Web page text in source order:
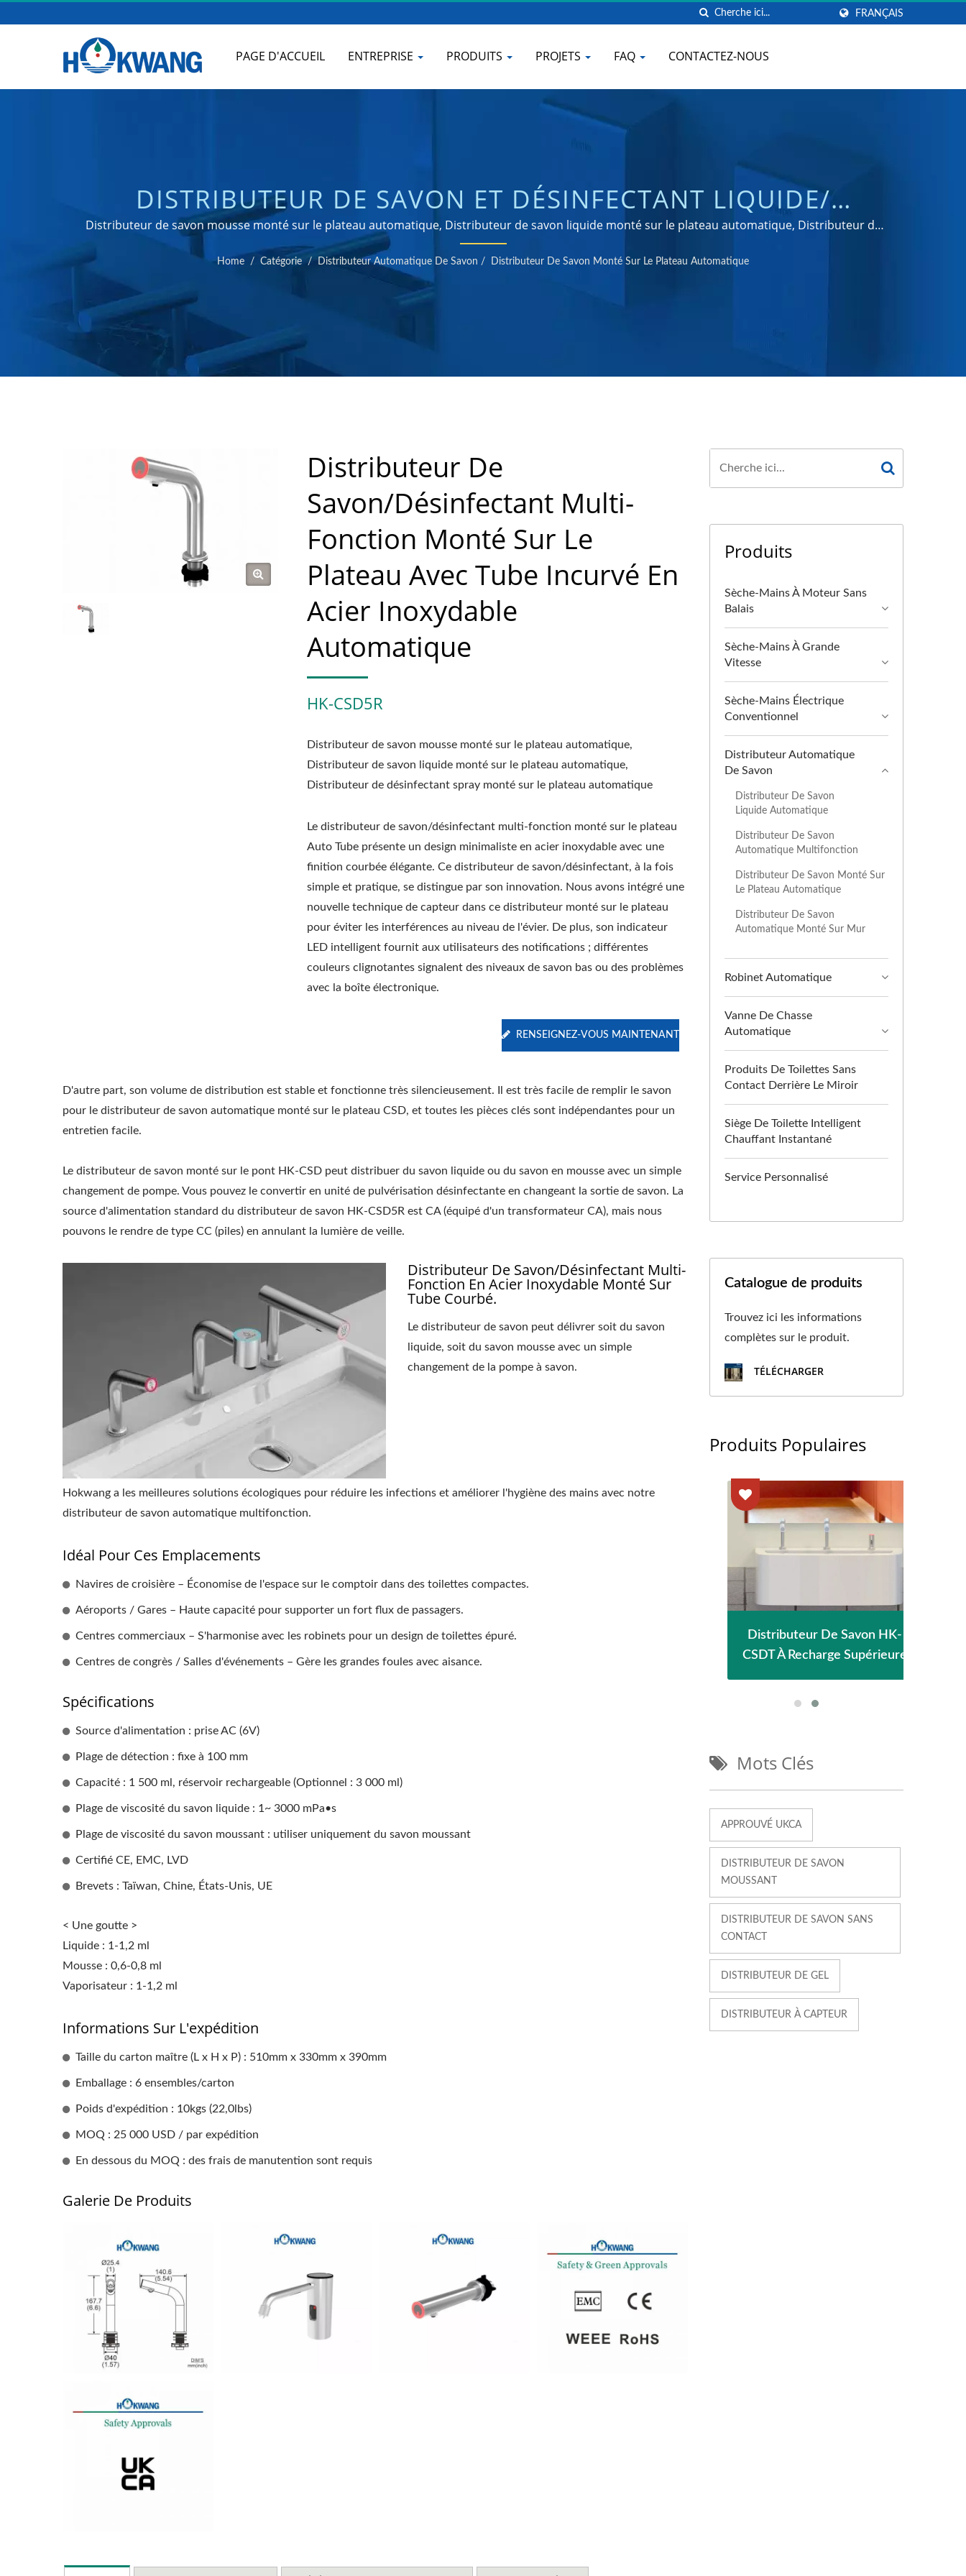
FRANÇAIS
PAGE D'ACCUEIL ENTREPRISE PRODUITS PROJETS FAQ CONTACTEZ-NOUS
DISTRIBUTEUR DE SAVON ET DÉSINFECTANT LIQUIDE/
ÉCUME/SPRAY MONTÉ SUR LE PLATEAU INCURVÉ EN ACIER
INOXYDABLE HK-CSD5R | FABRICANT DE ROBINETS D'EAU
POUR CUISINE ET SALLE DE BAIN | HOKWANG
Distributeur de savon mousse monté sur le plateau automatique, Distributeur de savon liquide monté sur le plateau automatique, Distributeur de
désinfectant spray monté sur le plateau automatique | Fabricant de sèche-mains et de distributeurs de savon certifié ISO 9001 & 14001
Home / Catégorie / Distributeur Automatique De Savon / Distributeur De Savon Monté Sur Le Plateau Automatique
Distributeur De
Savon/désinfectant Multi-
Fonction Monté Sur Le
Plateau Avec Tube Incurvé En
Acier Inoxydable
Automatique
HK-CSD5R
Distributeur de savon mousse monté sur le plateau automatique,
Distributeur de savon liquide monté sur le plateau automatique,
Distributeur de désinfectant spray monté sur le plateau automatique
Le distributeur de savon/désinfectant multi-fonction monté sur le plateau
Auto Tube présente un design minimaliste en acier inoxydable avec une
finition courbée élégante. Ce distributeur de savon/désinfectant, à la fois
simple et pratique, se distingue par son innovation. Nous avons intégré une
nouvelle technique de capteur dans ce distributeur monté sur le plateau
pour éviter les interférences au niveau de l'évier. De plus, son indicateur
LED intelligent fournit aux utilisateurs des notifications ; différentes
couleurs clignotantes signalent des niveaux de savon bas ou des problèmes
avec la boîte électronique.
RENSEIGNEZ-VOUS MAINTENANT
D'autre part, son volume de distribution est stable et fonctionne très silencieusement. Il est très facile de remplir le savon
pour le distributeur de savon automatique monté sur le plateau CSD, et toutes les pièces clés sont indépendantes pour un
entretien facile.
Le distributeur de savon monté sur le pont HK-CSD peut distribuer du savon liquide ou du savon en mousse avec un simple
changement de pompe. Vous pouvez le convertir en unité de pulvérisation désinfectante en changeant la sortie de savon. La
source d'alimentation standard du distributeur de savon HK-CSD5R est CA (équipé d'un transformateur CA), mais nous
pouvons le rendre de type CC (piles) en annulant la lumière de veille.
Distributeur De Savon/désinfectant Multi-
Fonction En Acier Inoxydable Monté Sur
Tube Courbé.
Le distributeur de savon peut délivrer soit du savon
liquide, soit du savon mousse avec un simple
changement de la pompe à savon.
Hokwang a les meilleures solutions écologiques pour réduire les infections et améliorer l'hygiène des mains avec notre
distributeur de savon automatique multifonction.
Idéal Pour Ces Emplacements
Navires de croisière – Économise de l'espace sur le comptoir dans des toilettes compactes.
Aéroports / Gares – Haute capacité pour supporter un fort flux de passagers.
Centres commerciaux – S'harmonise avec les robinets pour un design de toilettes épuré.
Centres de congrès / Salles d'événements – Gère les grandes foules avec aisance.
Spécifications
Source d'alimentation : prise AC (6V)
Plage de détection : fixe à 100 mm
Capacité : 1 500 ml, réservoir rechargeable (Optionnel : 3 000 ml)
Plage de viscosité du savon liquide : 1~ 3000 mPa•s
Plage de viscosité du savon moussant : utiliser uniquement du savon moussant
Certifié CE, EMC, LVD
Brevets : Taïwan, Chine, États-Unis, UE
< Une goutte >
Liquide : 1-1,2 ml
Mousse : 0,6-0,8 ml
Vaporisateur : 1-1,2 ml
Informations Sur L'expédition
Taille du carton maître (L x H x P) : 510mm x 330mm x 390mm
Emballage : 6 ensembles/carton
Poids d'expédition : 10kgs (22,0lbs)
MOQ : 25 000 USD / par expédition
En dessous du MOQ : des frais de manutention sont requis
Galerie De Produits
Produits
Sèche-Mains À Moteur Sans
Balais
Sèche-Mains À Grande
Vitesse
Sèche-Mains Électrique
Conventionnel
Distributeur Automatique
De Savon
Distributeur De Savon
Liquide Automatique
Distributeur De Savon
Automatique Multifonction
Distributeur De Savon Monté Sur
Le Plateau Automatique
Distributeur De Savon
Automatique Monté Sur Mur
Robinet Automatique
Vanne De Chasse
Automatique
Produits De Toilettes Sans
Contact Derrière Le Miroir
Siège De Toilette Intelligent
Chauffant Instantané
Service Personnalisé
Catalogue de produits
Trouvez ici les informations
complètes sur le produit.
TÉLÉCHARGER
Produits Populaires
Sèche-Mains À Grande
Vitesse EcoHygiene
Distributeur De Savon HK-
CSDT À Recharge Supérieure
Distributeur De Savon HK-
CSDT À Recharge Supérieure
Mots Clés
APPROUVÉ UKCA
DISTRIBUTEUR DE SAVON
MOUSSANT
DISTRIBUTEUR DE SAVON SANS
CONTACT
DISTRIBUTEUR DE GEL
DISTRIBUTEUR À CAPTEUR